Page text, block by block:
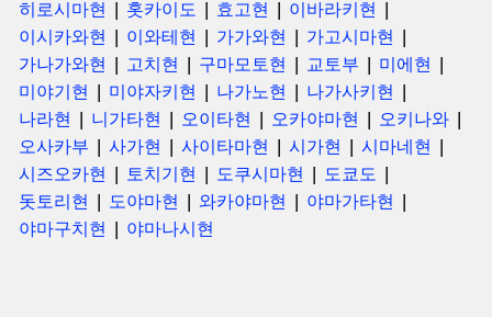
히로시마현
홋카이도 효고현
이바라키현
이시카와현
이와테현 가가와현
가고시마현
가나가와현
고치현 구마모토현 교토부
미에현
미야기현
미야자키현 나가노현
나가사키현
나라현
니가타현 오이타현 오카야마현
오키나와
오사카부
사가현 사이타마현 시가현
시마네현
시즈오카현
토치기현 도쿠시마현
도쿄도
돗토리현
도야마현 와카야마현
야마가타현
야마구치현
야마나시현